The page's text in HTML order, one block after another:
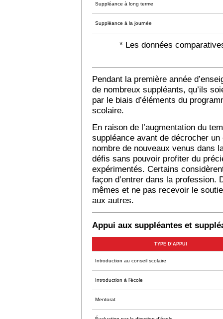
Suppléance à long terme
Suppléance à la journée
* Les données
Pendant la première année
de nombreux suppléants, qu’ils
par le biais d’éléments du
scolaire.
En raison de l’augmentation du
suppléance avant de décrocher
nombre de nouveaux venus dans
défis sans pouvoir profiter du
expérimentés. Certains
façon d’entrer dans la profession.
mêmes et ne pas recevoir le
aux autres.
Appui aux suppléantes et
TYPE D’APPUI
Introduction au conseil scolaire
Introduction à l’école
Mentorat